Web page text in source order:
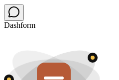
Dashform